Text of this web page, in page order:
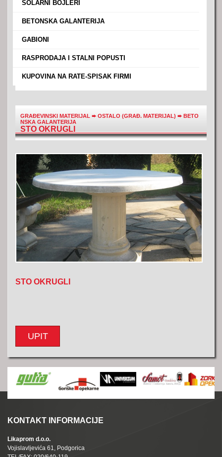
SOLARNI BOJLERI
BETONSKA GALANTERIJA
GABIONI
RASPRODAJA I STALNI POPUSTI
KUPOVINA NA RATE-SPISAK FIRMI
GRAĐEVINSKI MATERIJAL ➨OSTALO (GRAĐ. MATERIJAL) ➨BETO
NSKA GALANTERIJA
STO OKRUGLI
STO OKRUGLI
UPIT
KONTAKT INFORMACIJE
Likaprom d.o.o.
Vojislavljevića 61, Podgorica